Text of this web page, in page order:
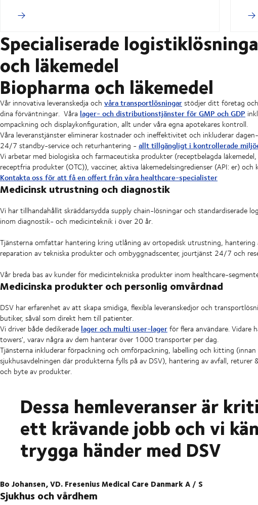
Specialiserade
och läkemedel
Biopharma och läkemedel
Vår innovativa leveranskedja och våra transportlösningarstödjer ditt företag
dina förväntningar. Våra lager- och distributionstjänster för GMP och GDP
ompackning och displaykonfiguration, allt under våra egna apotekares kontroll.
Våra leveranstjänster eliminerar kostnader och ineffektivitet och inkluderar
24/7 standby-service och returhantering - allt tillgängligt i kontrollerade
Vi arbetar med biologiska och farmaceutiska produkter (receptbelagda
receptfria produkter (OTC)), vacciner, aktiva läkemedelsingredienser (API: er) och
Kontakta oss för att få en offert från våra healthcare-specialister
Medicinsk utrustning och diagnostik
Vi har tillhandahållit skräddarsydda supply chain-lösningar och standardiserade
inom diagnostik- och medicinteknik i över 20 år.
Tjänsterna omfattar hantering kring utlåning av ortopedisk utrustning, hantering
reparation av tekniska produkter och ombyggnadscenter, jourtjänst 24/7 och
Vår breda bas av kunder för medicintekniska produkter inom healthcare-
Medicinska produkter och personlig omvårdnad
DSV har erfarenhet av att skapa smidiga, flexibla leveranskedjor och
butiker, såväl som direkt hem till patienter.
Vi driver både dedikerade lager och multi user-lagerför flera användare. Vidare
towers', varav några av dem hanterar över 1000 transporter per dag.
Tjänsterna inkluderar förpackning och omförpackning, labelling och kitting
sjukhusavdelningen där produkterna fylls på av DSV), hantering av avfall,
och byte av produkter.
Dessa hemleveranser är
ett krävande jobb och vi
trygga händer med DSV
Bo Johansen, VD. Fresenius Medical Care Danmark A / S
Sjukhus och vårdhem